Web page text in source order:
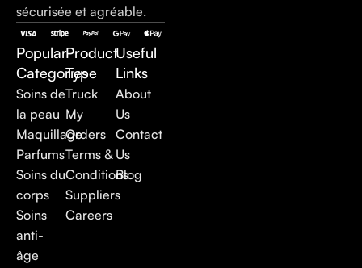
sécurisée et agréable.
Popular
Categories
Soins de
la peau
Maquillage
Parfums
Soins du
corps
Soins
anti-
âge
Product
Type
Truck
My
Orders
Terms &
Conditions
Suppliers
Careers
Useful
Links
About
Us
Contact
Us
Blog